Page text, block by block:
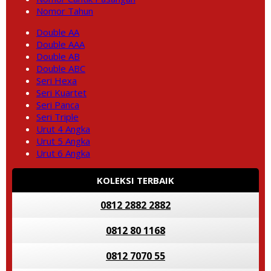
Nomor Tahun
Double AA
Double AAA
Double AB
Double ABC
Seri Hexa
Seri Kuartet
Seri Panca
Seri Triple
Urut 4 Angka
Urut 5 Angka
Urut 6 Angka
KOLEKSI TERBAIK
0812 2882 2882
0812 80 1168
0812 7070 55